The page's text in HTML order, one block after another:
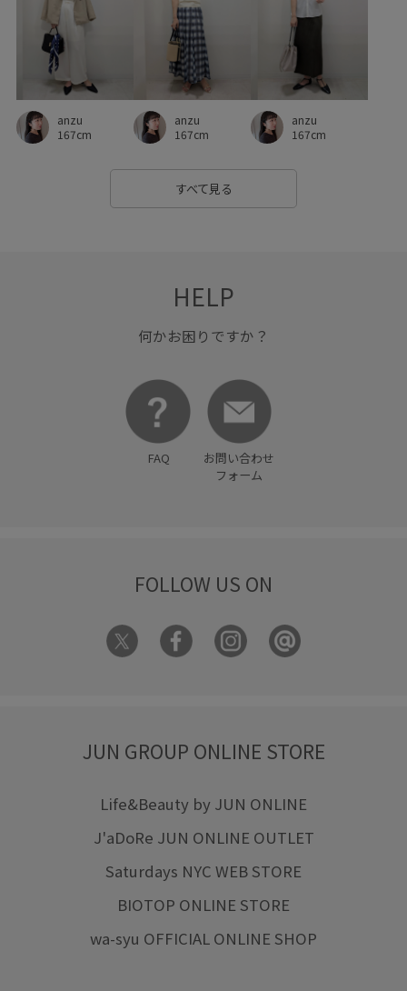
レイヤードスタイル レトロ ロゴ刺繍
ロングスカート ワイドパンツ ワンショルダー
ワンピース ヴィンテージ 上品 下着 伸縮性
優秀アイテム 光沢感 別注 別注アイテム
合わせやすい 型崩れしにくい
大人カジュアル 女性らしさ
anzu
167cm
anzu
167cm
anzu
167cm
すべて見る
HELP
何かお困りですか？
FAQ
お問い合わせ
フォーム
FOLLOW US ON
JUN GROUP ONLINE STORE
Life&Beauty by JUN ONLINE
J'aDoRe JUN ONLINE OUTLET
Saturdays NYC WEB STORE
BIOTOP ONLINE STORE
wa-syu OFFICIAL ONLINE SHOP